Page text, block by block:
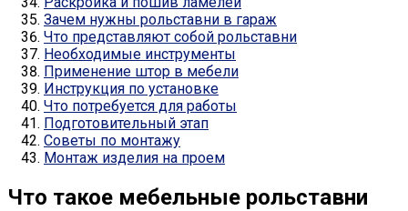
Зачем нужны рольставни в гараж
Что представляют собой рольставни
Необходимые инструменты
Применение штор в мебели
Инструкция по установке
Что потребуется для работы
Подготовительный этап
Советы по монтажу
Монтаж изделия на проем
Что такое мебельные рольставни